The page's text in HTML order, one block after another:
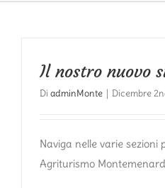
Il nostro nuovo
Di adminMonte | Dicembre
Naviga nelle varie sezioni
Agriturismo